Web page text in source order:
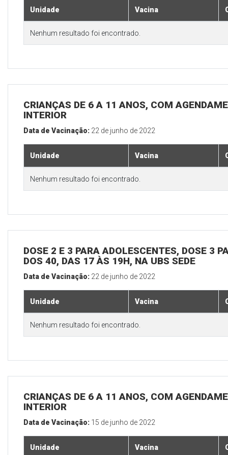
Unidade Vacina
Nenhum resultado foi encontrado.
CRIANÇAS DE 6 A 11 ANOS, COM
INTERIOR
Data de Vacinação: 22 de junho de 2022
Unidade Vacina
Nenhum resultado foi encontrado.
DOSE 2 E 3 PARA ADOLESCENTES, DOSE 3
DOS 40, DAS 17 ÀS 19H, NA UBS SEDE
Data de Vacinação: 22 de junho de 2022
Unidade Vacina
Nenhum resultado foi encontrado.
CRIANÇAS DE 6 A 11 ANOS, COM
INTERIOR
Data de Vacinação: 15 de junho de 2022
Unidade Vacina